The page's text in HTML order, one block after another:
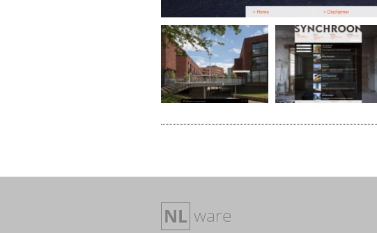
NL ware